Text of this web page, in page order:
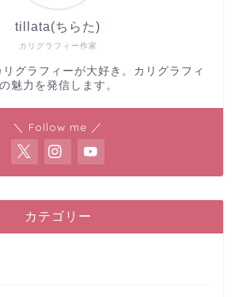
カリグラフィー作家
tillata(ちらた)
グラフィーが大好き。カリグラフィ
魅力を発信します。
＼ Follow me ／
カテゴリー